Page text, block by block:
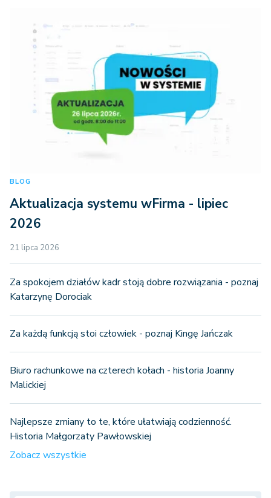
BLOG
Aktualizacja systemu wFirma - lipiec
2026
21 lipca 2026
Za spokojem działów kadr stoją dobre rozwiązania - poznaj
Katarzynę Dorociak
Za każdą funkcją stoi człowiek - poznaj Kingę Jańczak
Biuro rachunkowe na czterech kołach - historia Joanny
Malickiej
Najlepsze zmiany to te, które ułatwiają codzienność.
Historia Małgorzaty Pawłowskiej
Zobacz wszystkie